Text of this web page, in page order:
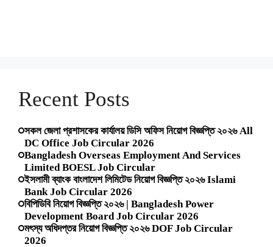
Recent Posts
সকল জেলা প্রশাসকের কার্যালয় ডিসি অফিস নিয়োগ বিজ্ঞপ্তি ২০২৬ All
DC Office Job Circular 2026
Bangladesh Overseas Employment And Services
Limited BOESL Job Circular
ইসলামী ব্যাংক বাংলাদেশ লিমিটেড নিয়োগ বিজ্ঞপ্তি ২০২৬ Islami
Bank Job Circular 2026
বিপিডিবি নিয়োগ বিজ্ঞপ্তি ২০২৬ | Bangladesh Power
Development Board Job Circular 2026
মৎস্য অধিদপ্তর নিয়োগ বিজ্ঞপ্তি ২০২৬ DOF Job Circular
2026